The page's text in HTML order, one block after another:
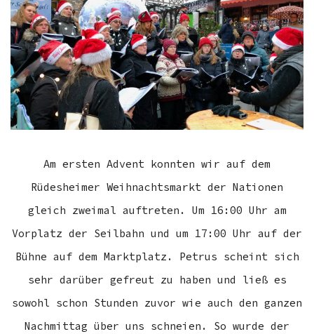
Am ersten Advent konnten wir auf dem
Rüdesheimer Weihnachtsmarkt der Nationen
gleich zweimal auftreten. Um 16:00 Uhr am
Vorplatz der Seilbahn und um 17:00 Uhr auf der
Bühne auf dem Marktplatz. Petrus scheint sich
sehr darüber gefreut zu haben und ließ es
sowohl schon Stunden zuvor wie auch den ganzen
Nachmittag über uns schneien. So wurde der